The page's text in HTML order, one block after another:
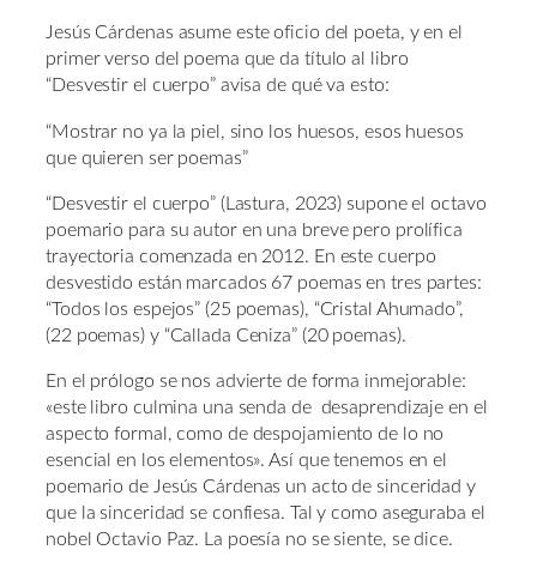
Jesús Cárdenas asume este oficio del poeta, y en el
primer verso del poema que da título al libro
“Desvestir el cuerpo” avisa de qué va esto:
“Mostrar no ya la piel, sino los huesos, esos huesos
que quieren ser poemas”
“Desvestir el cuerpo” (Lastura, 2023) supone el octavo
poemario para su autor en una breve pero prolífica
trayectoria comenzada en 2012. En este cuerpo
desvestido están marcados 67 poemas en tres partes:
“Todos los espejos” (25 poemas), “Cristal Ahumado”,
(22 poemas) y “Callada Ceniza” (20 poemas).
En el prólogo se nos advierte de forma inmejorable:
«este libro culmina una senda de desaprendizaje en el
aspecto formal, como de despojamiento de lo no
esencial en los elementos». Así que tenemos en el
poemario de Jesús Cárdenas un acto de sinceridad y
que la sinceridad se confiesa. Tal y como aseguraba el
nobel Octavio Paz. La poesía no se siente, se dice.